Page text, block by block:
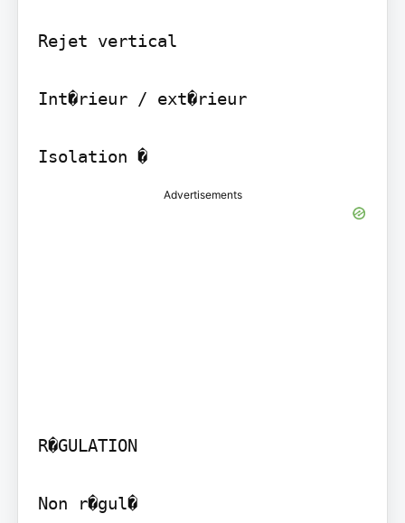
Rejet vertical
Int�rieur / ext�rieur
Isolation �
Advertisements
R�GULATION
Non r�gul�